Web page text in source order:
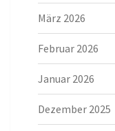
März 2026
Februar 2026
Januar 2026
Dezember 2025